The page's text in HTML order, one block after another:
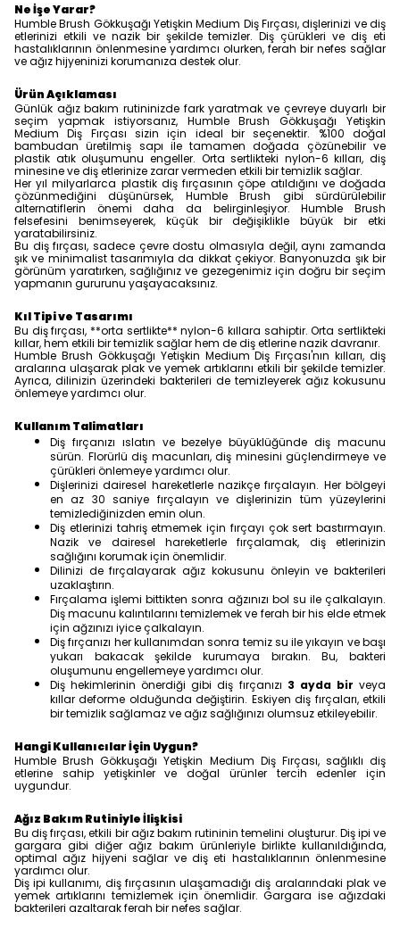
Ne İşe Yarar?
Humble Brush Gökkuşağı Yetişkin Medium Diş Fırçası, dişlerinizi ve diş
etlerinizi etkili ve nazik bir şekilde temizler. Diş çürükleri ve diş eti
hastalıklarının önlenmesine yardımcı olurken, ferah bir nefes sağlar
ve ağız hijyeninizi korumanıza destek olur.
Ürün Açıklaması
Günlük ağız bakım rutininizde fark yaratmak ve çevreye duyarlı bir
seçim yapmak istiyorsanız, Humble Brush Gökkuşağı Yetişkin
Medium Diş Fırçası sizin için ideal bir seçenektir. %100 doğal
bambudan üretilmiş sapı ile tamamen doğada çözünebilir ve
plastik atık oluşumunu engeller. Orta sertlikteki nylon-6 kılları, diş
minesine ve diş etlerinize zarar vermeden etkili bir temizlik sağlar.
Her yıl milyarlarca plastik diş fırçasının çöpe atıldığını ve doğada
çözünmediğini düşünürsek, Humble Brush gibi sürdürülebilir
alternatiflerin önemi daha da belirginleşiyor. Humble Brush
felsefesini benimseyerek, küçük bir değişiklikle büyük bir etki
yaratabilirsiniz.
Bu diş fırçası, sadece çevre dostu olmasıyla değil, aynı zamanda
şık ve minimalist tasarımıyla da dikkat çekiyor. Banyonuzda şık bir
görünüm yaratırken, sağlığınız ve gezegenimiz için doğru bir seçim
yapmanın gururunu yaşayacaksınız.
Kıl Tipi ve Tasarımı
Bu diş fırçası, **orta sertlikte** nylon-6 kıllara sahiptir. Orta sertlikteki
kıllar, hem etkili bir temizlik sağlar hem de diş etlerine nazik davranır.
Humble Brush Gökkuşağı Yetişkin Medium Diş Fırçası'nın kılları, diş
aralarına ulaşarak plak ve yemek artıklarını etkili bir şekilde temizler.
Ayrıca, dilinizin üzerindeki bakterileri de temizleyerek ağız kokusunu
önlemeye yardımcı olur.
Kullanım Talimatları
Diş fırçanızı ıslatın ve bezelye büyüklüğünde diş macunu
sürün. Florürlü diş macunları, diş minesini güçlendirmeye ve
çürükleri önlemeye yardımcı olur.
Dişlerinizi dairesel hareketlerle nazikçe fırçalayın. Her bölgeyi
en az 30 saniye fırçalayın ve dişlerinizin tüm yüzeylerini
temizlediğinizden emin olun.
Diş etlerinizi tahriş etmemek için fırçayı çok sert bastırmayın.
Nazik ve dairesel hareketlerle fırçalamak, diş etlerinizin
sağlığını korumak için önemlidir.
Dilinizi de fırçalayarak ağız kokusunu önleyin ve bakterileri
uzaklaştırın.
Fırçalama işlemi bittikten sonra ağzınızı bol su ile çalkalayın.
Diş macunu kalıntılarını temizlemek ve ferah bir his elde etmek
için ağzınızı iyice çalkalayın.
Diş fırçanızı her kullanımdan sonra temiz su ile yıkayın ve başı
yukarı bakacak şekilde kurumaya bırakın. Bu, bakteri
oluşumunu engellemeye yardımcı olur.
Diş hekimlerinin önerdiği gibi diş fırçanızı 3 ayda bir veya
kıllar deforme olduğunda değiştirin. Eskiyen diş fırçaları, etkili
bir temizlik sağlamaz ve ağız sağlığınızı olumsuz etkileyebilir.
Hangi Kullanıcılar İçin Uygun?
Humble Brush Gökkuşağı Yetişkin Medium Diş Fırçası, sağlıklı diş
etlerine sahip yetişkinler ve doğal ürünler tercih edenler için
uygundur.
Ağız Bakım Rutiniyle İlişkisi
Bu diş fırçası, etkili bir ağız bakım rutininin temelini oluşturur. Diş ipi ve
gargara gibi diğer ağız bakım ürünleriyle birlikte kullanıldığında,
optimal ağız hijyeni sağlar ve diş eti hastalıklarının önlenmesine
yardımcı olur.
Diş ipi kullanımı, diş fırçasının ulaşamadığı diş aralarındaki plak ve
yemek artıklarını temizlemek için önemlidir. Gargara ise ağızdaki
bakterileri azaltarak ferah bir nefes sağlar.